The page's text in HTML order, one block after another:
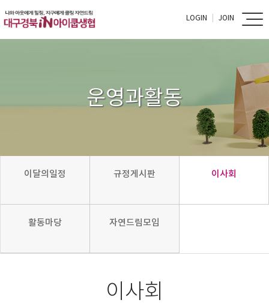
LOGIN JOIN
운영과활동
이달의일정 규정게시판 이사회
활동마당 자연드림모임
이사회